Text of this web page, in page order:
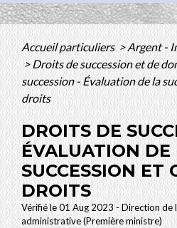
Accueil particuliers>Argent -
> Droits de succession et de
succession - Évaluation de la
droits
DROITS DE
ÉVALUATION DE
SUCCESSION ET
DROITS
Vérifié le 01 Aug 2023 - Direction de
administrative (Première ministre)